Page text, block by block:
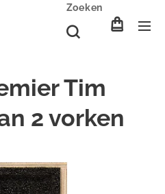
Zoeken
Tim
2 vorken